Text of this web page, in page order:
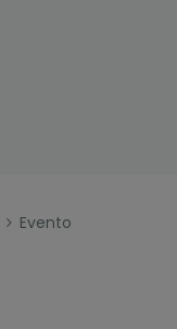
Evento